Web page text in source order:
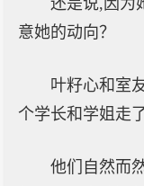
还是说,因为
意她的动向？
叶籽心和室
个学长和学姐
他们自然而